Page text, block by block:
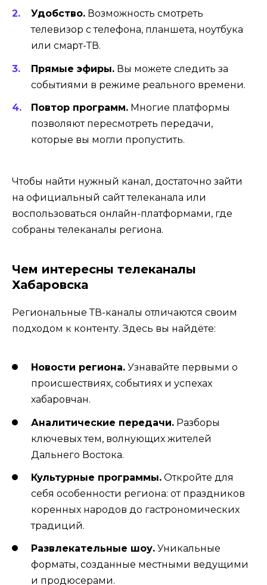
Удобство. Возможность смотреть
телевизор с телефона, планшета, ноутбука
или смарт-ТВ.
Прямые эфиры. Вы можете следить за
событиями в режиме реального времени.
Повтор программ. Многие платформы
позволяют пересмотреть передачи,
которые вы могли пропустить.
Чтобы найти нужный канал, достаточно зайти
на официальный сайт телеканала или
воспользоваться онлайн-платформами, где
собраны телеканалы региона.
Чем интересны телеканалы
Хабаровска
Региональные ТВ-каналы отличаются своим
подходом к контенту. Здесь вы найдёте:
Новости региона. Узнавайте первыми о
происшествиях, событиях и успехах
хабаровчан.
Аналитические передачи. Разборы
ключевых тем, волнующих жителей
Дальнего Востока.
Культурные программы. Откройте для
себя особенности региона: от праздников
коренных народов до гастрономических
традиций.
Развлекательные шоу. Уникальные
форматы, созданные местными ведущими
и продюсерами.